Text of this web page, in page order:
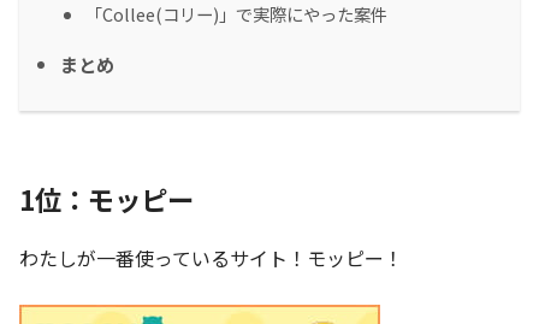
「Collee(コリー)」で実際にやった案件
まとめ
1位：モッピー
わたしが一番使っているサイト！モッピー！